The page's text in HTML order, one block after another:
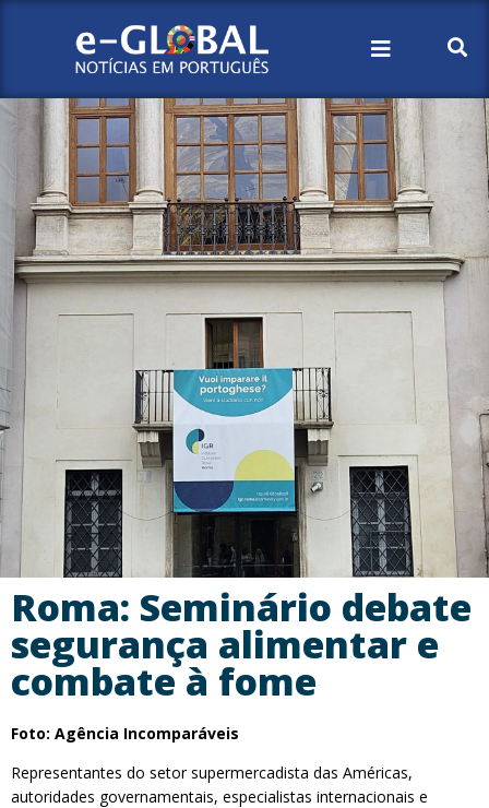
Roma: Seminário debate
segurança alimentar e
combate à fome
Foto: Agência Incomparáveis
Representantes do setor supermercadista das Américas,
autoridades governamentais, especialistas internacionais e